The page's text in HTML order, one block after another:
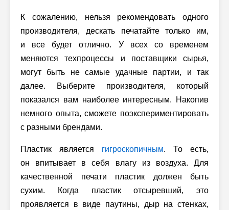
К сожалению, нельзя рекомендовать одного
производителя, дескать печатайте только им,
и все будет отлично. У всех со временем
меняются техпроцессы и поставщики сырья,
могут быть не самые удачные партии, и так
далее. Выберите производителя, который
показался вам наиболее интересным. Накопив
немного опыта, сможете поэкспериментировать
с разными брендами.
Пластик является гигроскопичным. То есть,
он впитывает в себя влагу из воздуха. Для
качественной печати пластик должен быть
сухим. Когда пластик отсыревший, это
проявляется в виде паутины, дыр на стенках,